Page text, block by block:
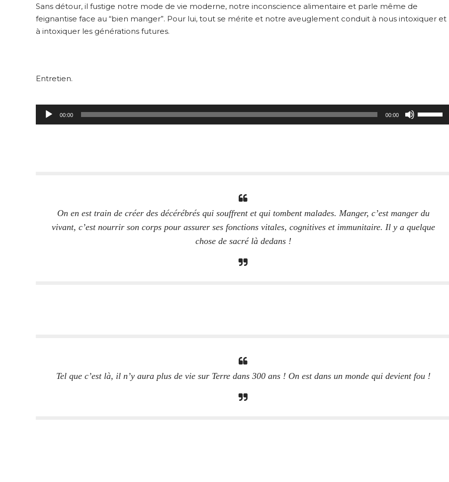
Sans détour, il fustige notre mode de vie moderne, notre inconscience alimentaire et parle même de
feignantise face au “bien manger”. Pour lui, tout se mérite et notre aveuglement conduit à nous intoxiquer et
à intoxiquer les générations futures.
Entretien.
audio
00:00 00:00
les
volume.
On en est train de créer des décérébrés qui souffrent et qui tombent malades. Manger, c’est manger du
vivant, c’est nourrir son corps pour assurer ses fonctions vitales, cognitives et immunitaire. Il y a quelque
chose de sacré là dedans !
Tel que c’est là, il n’y aura plus de vie sur Terre dans 300 ans ! On est dans un monde qui devient fou !